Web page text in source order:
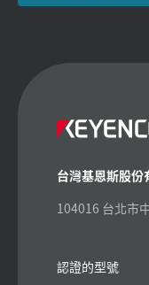
台灣基恩斯股份
104016 台北市
認證的型號